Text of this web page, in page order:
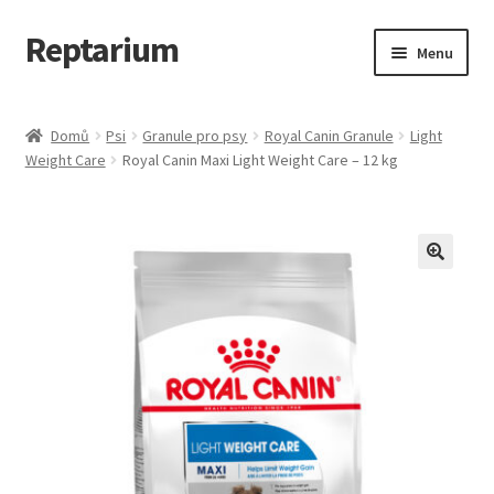
Přeskočit
na
Přejít
k
webu
Reptarium Menu
Košík
Domů Psi Granule pro psy Royal Canin Granule
Light
Weight Care
Royal Canin Maxi Light Weight Care – 12 kg